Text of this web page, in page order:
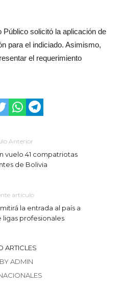
Público solicitó la aplicación de
para el indiciado. Asimismo,
el requerimiento
Anterior
vuelo 41 compatriotas
de Bolivia
artículo
la entrada al país a
ligas profesionales
ARTICLES
ADMIN